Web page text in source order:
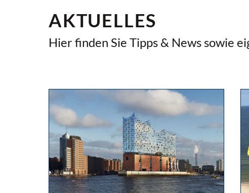
AKTUELLES
Hier finden Sie Tipps & News sowie